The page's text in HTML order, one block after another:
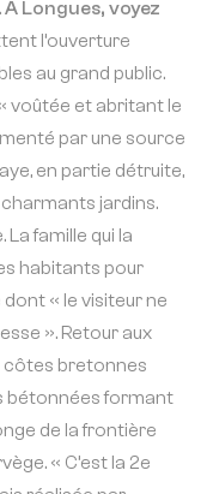
À Longues, voyez
l’ouverture
au grand public.
voûtée et abritant le
par une source
en partie détruite,
jardins.
La famille qui la
habitants pour
« le visiteur ne
». Retour aux
côtes bretonnes
bétonnées formant
de la frontière
« C’est la 2e